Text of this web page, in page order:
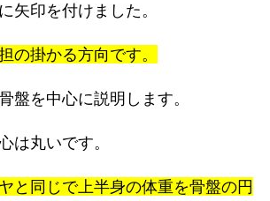
矢印を付けました。
の掛かる方向です。
盤を中心に説明します。
は丸いです。
と同じで上半身の体重を骨盤の円